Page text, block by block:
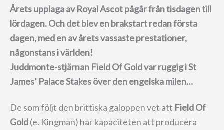
Årets upplaga av Royal Ascot pågår från tisdagen till
lördagen.Och det blev en brakstart redan första
dagen, med en av årets vassaste prestationer,
någonstans i världen!
Juddmonte-stjärnan Field Of Gold var ruggig i St
James’ Palace Stakes över den engelska milen…
De som följt den brittiska galoppen vet att Field Of
Gold(e. Kingman) har kapaciteten att producera